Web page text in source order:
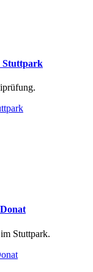
Stuttpark
Stuttpark.